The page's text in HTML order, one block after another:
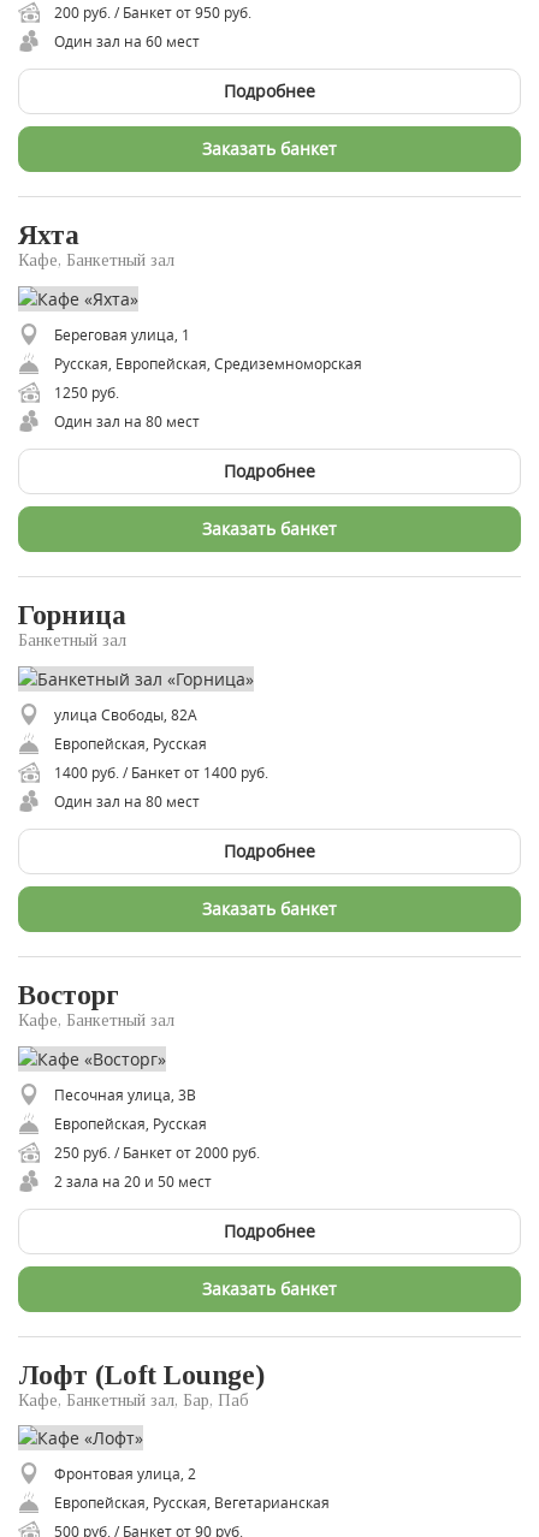
200 руб. / Банкет от 950 руб.
Один зал на 60 мест
Подробнее
Заказать банкет
Яхта
Кафе, Банкетный зал
Береговая улица, 1
​Русская, ​Европейская, ​Средиземноморская
1250 руб.
Один зал на 80 мест
Подробнее
Заказать банкет
Горница
Банкетный зал
улица Свободы, 82А
Европейская, Русская
1400 руб. / Банкет от 1400 руб.
Один зал на 80 мест
Подробнее
Заказать банкет
Восторг
Кафе, Банкетный зал
Песочная улица, 3В
Европейская, Русская
250 руб. / Банкет от 2000 руб.
2 зала на 20 и 50 мест
Подробнее
Заказать банкет
Лофт (Loft Lounge)
Кафе, Банкетный зал, Бар, Паб
Фронтовая улица, 2
Европейская, Русская, ​Вегетарианская
500 руб. / Банкет от 90 руб.